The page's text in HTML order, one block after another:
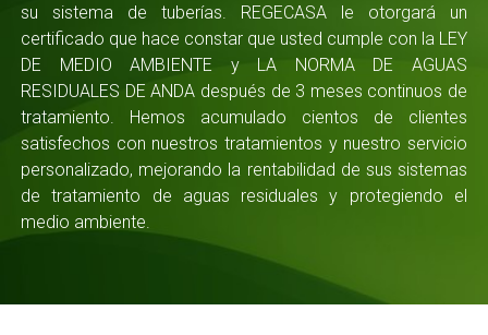
su sistema de tuberías. REGECASA le otorgará un
certificado que hace constar que usted cumple con la LEY
DE MEDIO AMBIENTE y LA NORMA DE AGUAS
RESIDUALES DE ANDA después de 3 meses continuos de
tratamiento. Hemos acumulado cientos de clientes
satisfechos con nuestros tratamientos y nuestro servicio
personalizado, mejorando la rentabilidad de sus sistemas
de tratamiento de aguas residuales y protegiendo el
medio ambiente.